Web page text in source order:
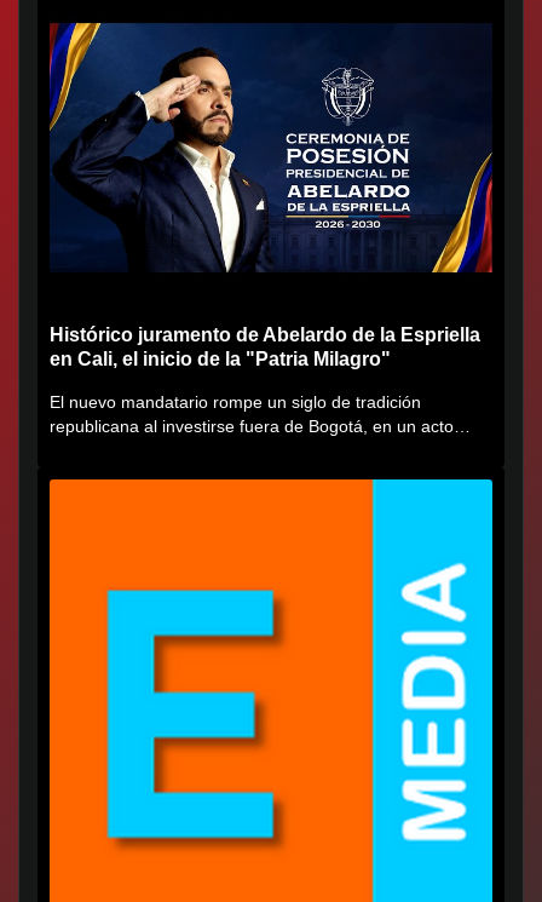
Histórico juramento de Abelardo de la Espriella
en Cali, el inicio de la "Patria Milagro"
El nuevo mandatario rompe un siglo de tradición
republicana al investirse fuera de Bogotá, en un acto